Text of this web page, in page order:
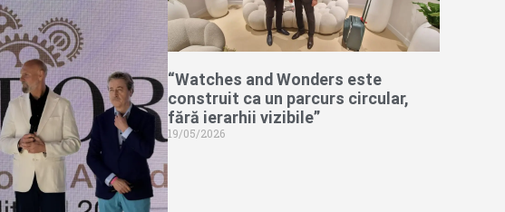
“Watches and Wonders este
construit ca un parcurs circular,
fără ierarhii vizibile”
19/05/2026